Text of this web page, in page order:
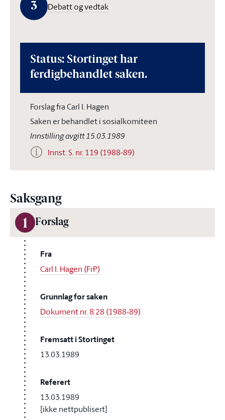
3 Debatt og vedtak
Status: Stortinget har
ferdigbehandlet saken.
Forslag fra Carl I. Hagen
Saken er behandlet i sosialkomiteen
Innstilling avgitt 15.03.1989
Innst. S. nr. 119 (1988-89)
Saksgang
1 Forslag
Fra
Carl I. Hagen (FrP)
Grunnlag for saken
Dokument nr. 8:28 (1988-89)
Fremsatt i Stortinget
13.03.1989
Referert
13.03.1989
[ikke nettpublisert]